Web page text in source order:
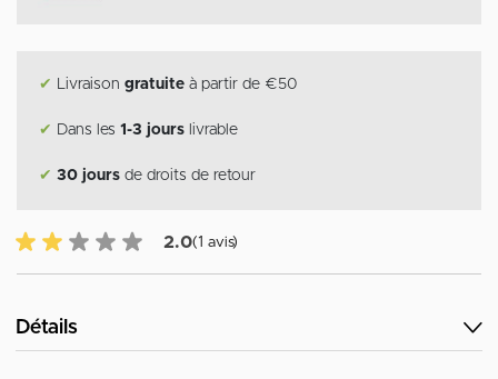
✔ Livraison gratuite à partir de €50
✔ Dans les 1-3 jours livrable
✔ 30 jours de droits de retour
2.0 sur 5 avis des clients
2.0(1 avis)
Détails